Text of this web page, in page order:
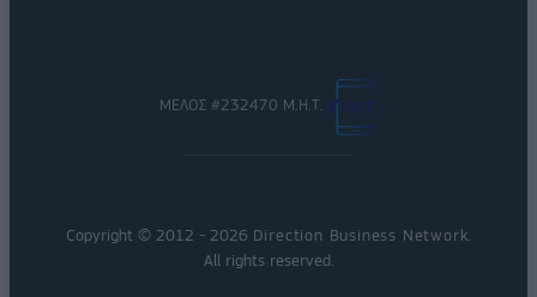
ΜΕΛΟΣ #232470 Μ.Η.Τ.
Copyright © 2012 - 2026 Direction Business Network
All rights reserved.